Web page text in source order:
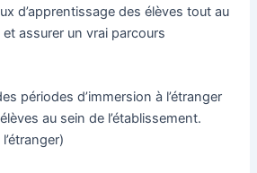
d’apprentissage des élèves tout au
assurer un vrai parcours
périodes d’immersion à l’étranger
au sein de l’établissement.